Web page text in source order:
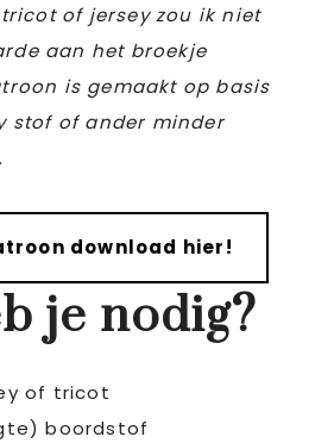
of jersey zou ik niet
aan het broekje
is gemaakt op basis
stof of ander minder
.
download hier!
je nodig?
of tricot
boordstof